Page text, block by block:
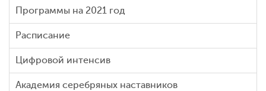
Программы на 2021 год
Расписание
Цифровой интенсив
Академия серебряных наставников